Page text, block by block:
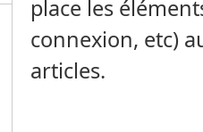
place les
connexion, etc)
articles.